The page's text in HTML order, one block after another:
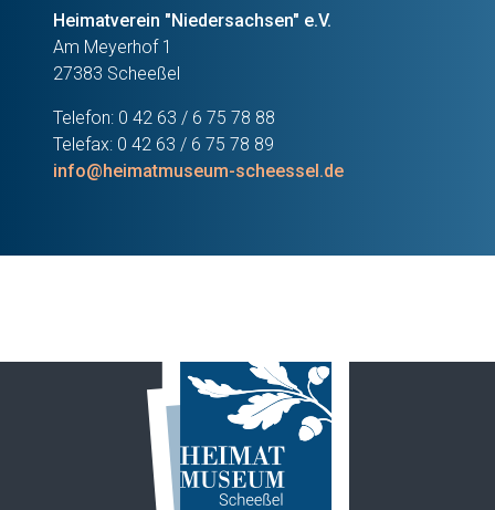
Heimatverein "Niedersachsen" e.V.
Am Meyerhof 1
27383 Scheeßel
Telefon: 0 42 63 / 6 75 78 88
Telefax: 0 42 63 / 6 75 78 89
info@heimatmuseum-scheessel.de